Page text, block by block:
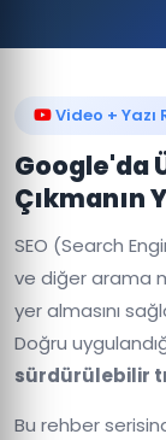
Video + Yazı
Google'da
Çıkmanın
SEO (Search
ve diğer arama
yer almasını
Doğru
sürdürülebilir
Bu rehber